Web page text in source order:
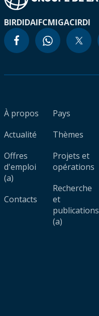
BIRDIDAIFCMIGACIRDI
À propos
Actualité
Offres
d'emploi
(a)
Contacts
Pays
Thèmes
Projets et
opérations
Recherche
et
publications
(a)